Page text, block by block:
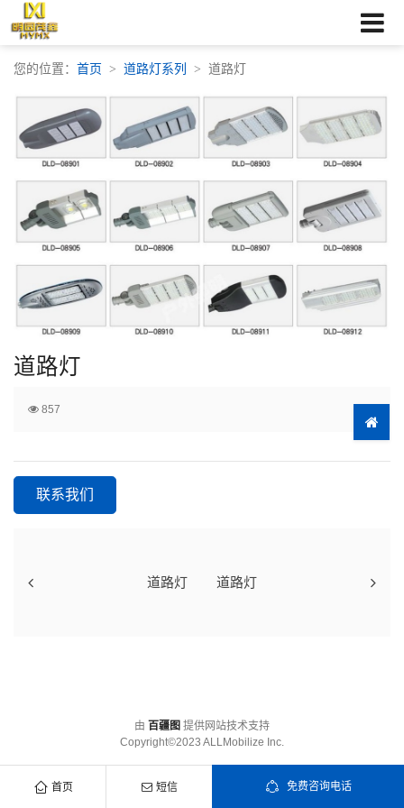
首页 短信 免费咨询电话
您的位置： 首页 道路灯系列 道路灯
道路灯
857
联系我们
道路灯 道路灯
由 百疆图 提供网站技术支持
Copyright©2023 ALLMobilize Inc.